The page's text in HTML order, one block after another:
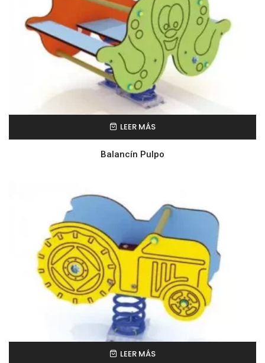
LEER MÁS
Balancín Pulpo
LEER MÁS